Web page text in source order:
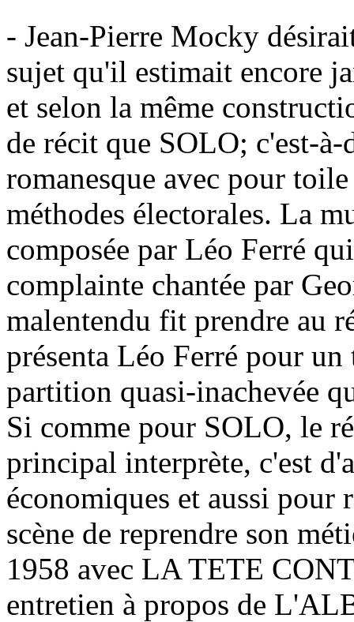
- Jean-Pierre Mocky
sujet qu'il estimait encore
et selon la même
de récit que SOLO; c'est-
romanesque avec pour
méthodes électorales. La
composée par Léo Ferré
complainte chantée par
malentendu fit prendre au
présenta Léo Ferré pour
partition quasi-inachevée
Si comme pour SOLO, le
principal interprète, c'est
économiques et aussi pour
scène de reprendre son
1958 avec LA TETE
entretien à propos de